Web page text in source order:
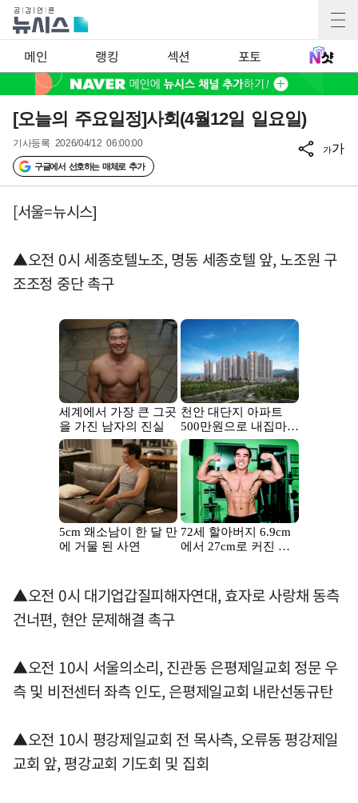
메인 랭킹 섹션 포토
[오늘의 주요일정]사회(4월12일 일요일)
기사등록 2026/04/12 06:00:00
구글에서 선호하는 매체로 추가
가가
[서울=뉴시스]
▲오전 0시 세종호텔노조, 명동 세종호텔 앞, 노조원 구
조조정 중단 촉구
▲오전 0시 대기업갑질피해자연대, 효자로 사랑채 동측
건너편, 현안 문제해결 촉구
▲오전 10시 서울의소리, 진관동 은평제일교회 정문 우
측 및 비전센터 좌측 인도, 은평제일교회 내란선동규탄
▲오전 10시 평강제일교회 전 목사측, 오류동 평강제일
교회 앞, 평강교회 기도회 및 집회